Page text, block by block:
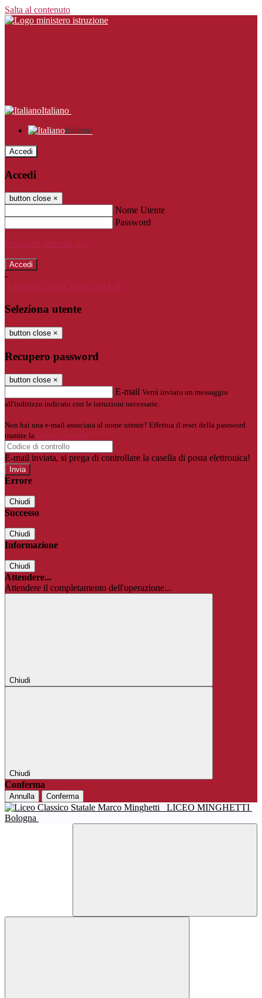
Salta al contenuto
Italiano
Italiano
Accedi
Accedi
button close ×
Nome Utente
Password
Password dimenticata?
-
Entra con SPID
Entra con CIE
Seleziona utente
button close ×
Recupero password
button close ×
E-mail Verrà inviato un messaggio
all'indirizzo indicato con le istruzioni necessarie.
Non hai una e-mail associata al nome utente? Effettua il reset della password
tramite la
Login Spaggiari
E-mail inviata, si prega di controllare la casella di posta elettronica!
Errore
Chiudi
Successo
Chiudi
Informazione
Chiudi
Attendere...
Attendere il completamento dell'operazione...
Chiudi
Chiudi
Conferma
Annulla Conferma
LICEO MINGHETTI
Bologna